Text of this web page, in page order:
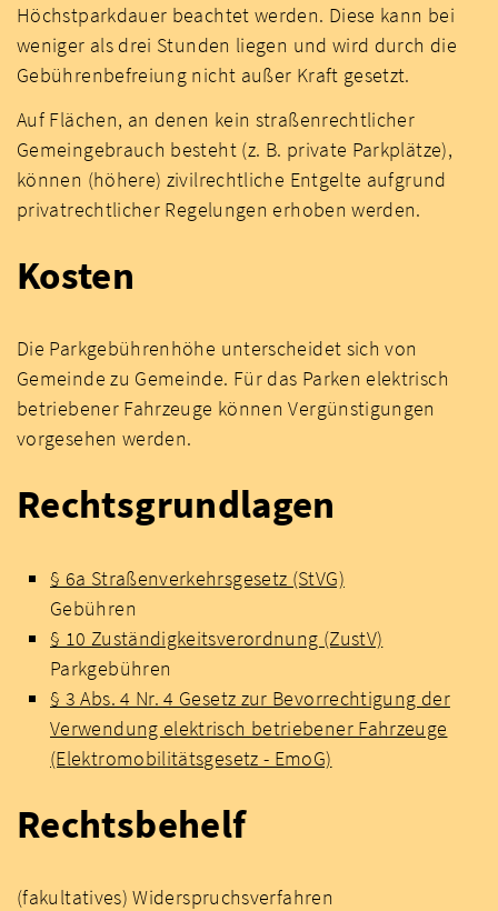
Höchstparkdauer beachtet werden. Diese kann bei
weniger als drei Stunden liegen und wird durch die
Gebührenbefreiung nicht außer Kraft gesetzt.
Auf Flächen, an denen kein straßenrechtlicher
Gemeingebrauch besteht (z. B. private Parkplätze),
können (höhere) zivilrechtliche Entgelte aufgrund
privatrechtlicher Regelungen erhoben werden.
Kosten
Die Parkgebührenhöhe unterscheidet sich von
Gemeinde zu Gemeinde. Für das Parken elektrisch
betriebener Fahrzeuge können Vergünstigungen
vorgesehen werden.
Rechtsgrundlagen
§ 6a Straßenverkehrsgesetz (StVG)
Gebühren
§ 10 Zuständigkeitsverordnung (ZustV)
Parkgebühren
§ 3 Abs. 4 Nr. 4 Gesetz zur Bevorrechtigung der
Verwendung elektrisch betriebener Fahrzeuge
(Elektromobilitätsgesetz - EmoG)
Rechtsbehelf
(fakultatives) Widerspruchsverfahren